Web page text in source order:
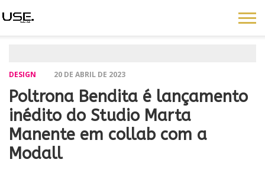
DESIGN 20 DE ABRIL DE 2023
Poltrona Bendita é lançamento
inédito do Studio Marta
Manente em collab com a
Modall